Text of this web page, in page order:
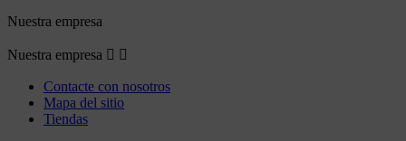
Nuestra empresa
Nuestra empresa  
Contacte con nosotros
Mapa del sitio
Tiendas